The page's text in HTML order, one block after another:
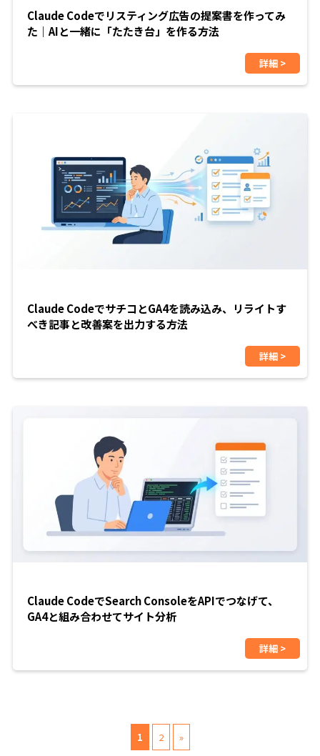
Claude Codeでリスティング広告の提案書を作ってみ
た｜AIと一緒に「たたき台」を作る方法
詳細 >
Claude CodeでサチコとGA4を読み込み、リライトす
べき記事と改善案を出力する方法
詳細 >
Claude CodeでSearch ConsoleをAPIでつなげて、
GA4と組み合わせてサイト分析
詳細 >
1 2 »